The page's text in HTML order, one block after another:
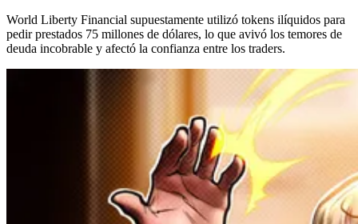
World Liberty Financial supuestamente utilizó tokens ilíquidos para
pedir prestados 75 millones de dólares, lo que avivó los temores de
deuda incobrable y afectó la confianza entre los traders.